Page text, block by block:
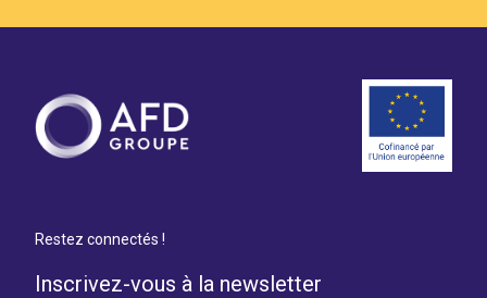
Restez connectés !
Inscrivez-vous à la newsletter